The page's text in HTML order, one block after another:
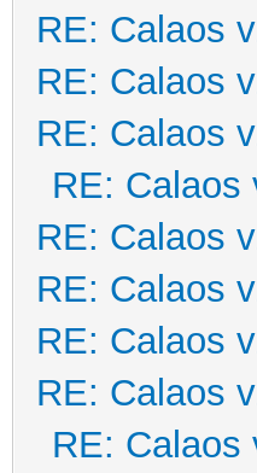
RE: Calaos
RE: Calaos
RE: Calaos
RE: Calaos
RE: Calaos
RE: Calaos
RE: Calaos
RE: Calaos
RE: Calaos